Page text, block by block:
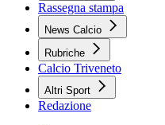
Rassegna stampa
News Calcio
Rubriche
Calcio Triveneto
Altri Sport
Redazione